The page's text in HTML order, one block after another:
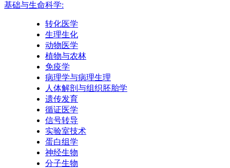
基础与生命科学:
转化医学
生理生化
动物医学
植物与农林
免疫学
病理学与病理生理
人体解剖与组织胚胎学
遗传发育
循证医学
信号转导
实验室技术
蛋白组学
神经生物
分子生物